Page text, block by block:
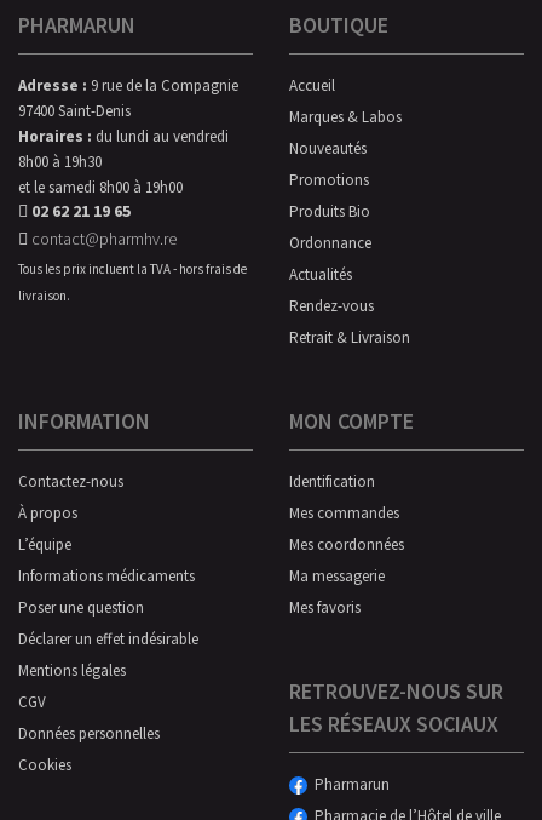
PHARMARUN
Adresse : 9 rue de la Compagnie
97400 Saint-Denis
Horaires : du lundi au vendredi
8h00 à 19h30
et le samedi 8h00 à 19h00
02 62 21 19 65
contact@pharmhv.re
Tous les prix incluent la TVA - hors frais de
livraison.
BOUTIQUE
Accueil
Marques & Labos
Nouveautés
Promotions
Produits Bio
Ordonnance
Actualités
Rendez-vous
Retrait & Livraison
INFORMATION
Contactez-nous
À propos
L’équipe
Informations médicaments
Poser une question
Déclarer un effet indésirable
Mentions légales
CGV
Données personnelles
Cookies
MON COMPTE
Identification
Mes commandes
Mes coordonnées
Ma messagerie
Mes favoris
RETROUVEZ-NOUS SUR
LES RÉSEAUX SOCIAUX
Pharmarun
Pharmacie de l’Hôtel de ville